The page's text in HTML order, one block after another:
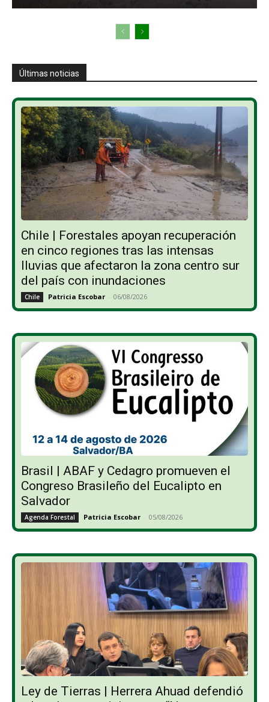
Últimas noticias
Chile | Forestales apoyan recuperación
en cinco regiones tras las intensas
lluvias que afectaron la zona centro sur
del país con inundaciones
Chile Patricia Escobar - 06/08/2026
Brasil | ABAF y Cedagro promueven el
Congreso Brasileño del Eucalipto en
Salvador
Agenda Forestal Patricia Escobar - 05/08/2026
Ley de Tierras | Herrera Ahuad defendió